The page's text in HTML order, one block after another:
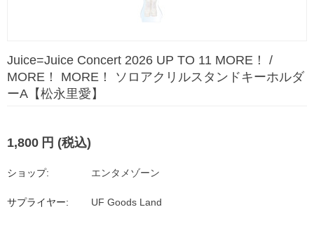
Juice=Juice Concert 2026 UP TO 11 MORE！ /
MORE！ MORE！ ソロアクリルスタンドキーホルダ
ーA【松永里愛】
1,800 円 (税込)
ショップ: エンタメゾーン
サプライヤー: UF Goods Land